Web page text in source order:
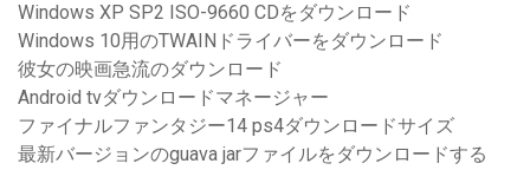
Windows XP SP2 ISO-9660 CDをダウンロード
Windows 10用のTWAINドライバーをダウンロード
彼女の映画急流のダウンロード
Android tvダウンロードマネージャー
ファイナルファンタジー14 ps4ダウンロードサイズ
最新バージョンのguava jarファイルをダウンロードする